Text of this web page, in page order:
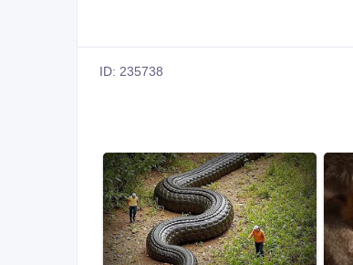
ID: 235738